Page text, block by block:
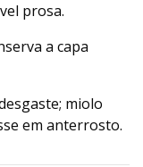
prosa.
a capa
miolo
em anterrosto.